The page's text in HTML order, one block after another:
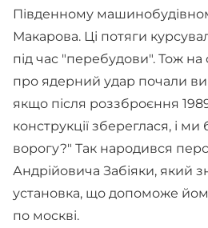
Південному
Макарова. Ці потяги
під час "перебудови". Тож на
про ядерний удар почали
якщо після роззброєння
конструкції збереглася, і ми
ворогу?" Так народився
Андрійовича Забіяки, який
установка, що допоможе
по москві.